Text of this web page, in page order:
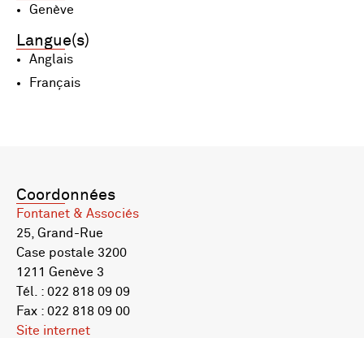
Genève
Langue(s)
Anglais
Français
Coordonnées
Fontanet & Associés
25, Grand-Rue
Case postale 3200
1211 Genève 3
Tél. : 022 818 09 09
Fax : 022 818 09 00
Site internet